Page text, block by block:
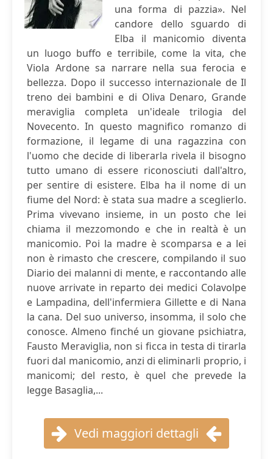
una forma di pazzia». Nel
candore dello sguardo di
Elba il manicomio diventa
un luogo buffo e terribile, come la vita, che
Viola Ardone sa narrare nella sua ferocia e
bellezza. Dopo il successo internazionale de Il
treno dei bambini e di Oliva Denaro, Grande
meraviglia completa un'ideale trilogia del
Novecento. In questo magnifico romanzo di
formazione, il legame di una ragazzina con
l'uomo che decide di liberarla rivela il bisogno
tutto umano di essere riconosciuti dall'altro,
per sentire di esistere. Elba ha il nome di un
fiume del Nord: è stata sua madre a sceglierlo.
Prima vivevano insieme, in un posto che lei
chiama il mezzomondo e che in realtà è un
manicomio. Poi la madre è scomparsa e a lei
non è rimasto che crescere, compilando il suo
Diario dei malanni di mente, e raccontando alle
nuove arrivate in reparto dei medici Colavolpe
e Lampadina, dell'infermiera Gillette e di Nana
la cana. Del suo universo, insomma, il solo che
conosce. Almeno finché un giovane psichiatra,
Fausto Meraviglia, non si ficca in testa di tirarla
fuori dal manicomio, anzi di eliminarli proprio, i
manicomi; del resto, è quel che prevede la
legge Basaglia,...
Vedi maggiori dettagli